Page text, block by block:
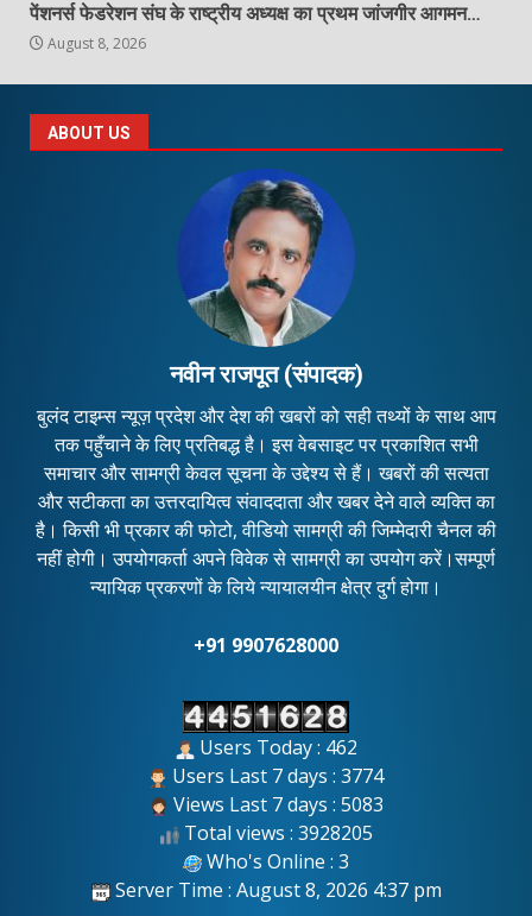
पेंशनर्स फेडरेशन संघ के राष्ट्रीय अध्यक्ष का प्रथम जांजगीर आगमन…
August 8, 2026
ABOUT US
नवीन राजपूत (संपादक)
बुलंद टाइम्स न्यूज़ प्रदेश और देश की खबरों को सही तथ्यों के साथ आप
तक पहुँचाने के लिए प्रतिबद्ध है। इस वेबसाइट पर प्रकाशित सभी
समाचार और सामग्री केवल सूचना के उद्देश्य से हैं। खबरों की सत्यता
और सटीकता का उत्तरदायित्व संवाददाता और खबर देने वाले व्यक्ति का
है। किसी भी प्रकार की फोटो, वीडियो सामग्री की जिम्मेदारी चैनल की
नहीं होगी। उपयोगकर्ता अपने विवेक से सामग्री का उपयोग करें।सम्पूर्ण
न्यायिक प्रकरणों के लिये न्यायालयीन क्षेत्र दुर्ग होगा।
+91 9907628000
Users Today : 462
Users Last 7 days : 3774
Views Last 7 days : 5083
Total views : 3928205
Who's Online : 3
Server Time : August 8, 2026 4:37 pm